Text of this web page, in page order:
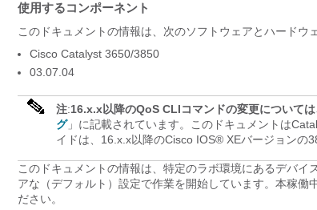
使用するコンポーネント
このドキュメントの情報は、次のソフトウェアとハードウ
Cisco Catalyst 3650/3850
03.07.04
注:16.x.x以降のQoS CLIコマンドの変更については
グ」に記載されています。このドキュメントは
イドは、16.x.x以降のCisco IOS® XEバージョンの
このドキュメントの情報は、特定のラボ環境にあるデバ
アな（デフォルト）設定で作業を開始しています。本稼働
ださい。